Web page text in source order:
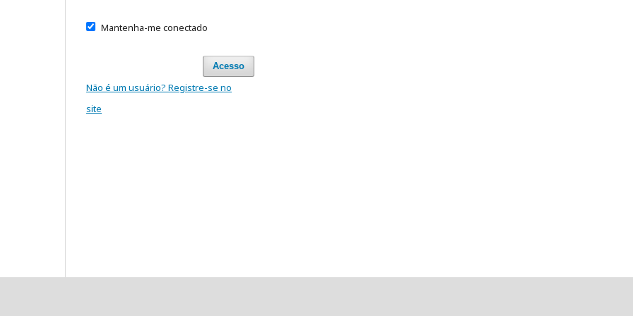
Mantenha-me conectado
Acesso
Não é um usuário? Registre-se no
site